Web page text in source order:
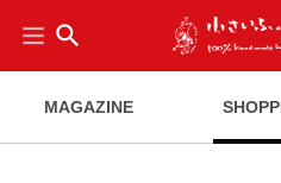
search
MAGAZINE